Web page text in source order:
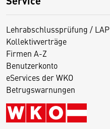
Lehrabschlussprüfung / LAP
Kollektivverträge
Firmen A-Z
Benutzerkonto
eServices der WKO
Betrugswarnungen